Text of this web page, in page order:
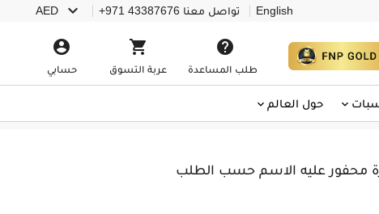
English تواصل معنا +971 43387676
AED 

طلب المساعدة

عربة التسوق

حسابي
حول العالم
محفور عليه الاسم حسب الطلب